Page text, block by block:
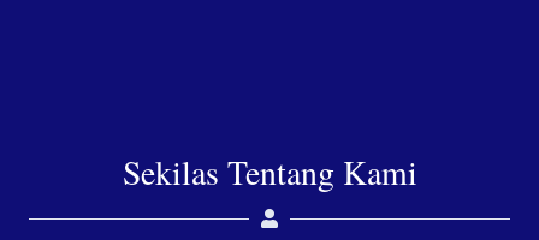
Sekilas Tentang Kami